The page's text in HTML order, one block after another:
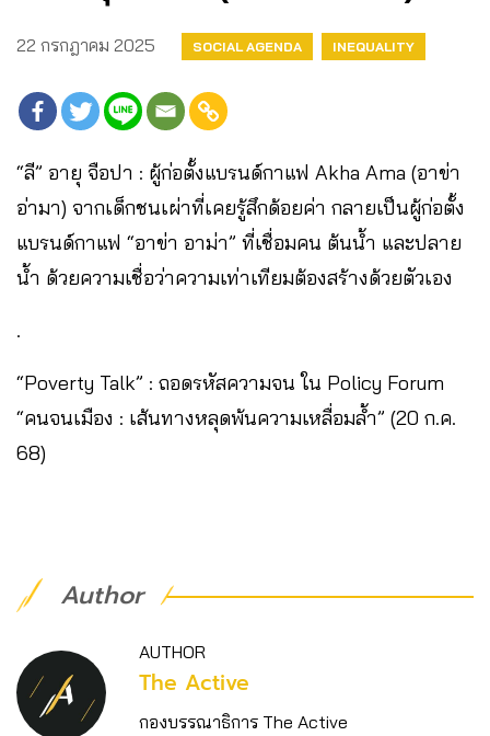
22 กรกฎาคม 2025 SOCIAL AGENDA INEQUALITY
“ลี” อายุ จือปา : ผู้ก่อตั้งแบรนด์กาแฟ Akha Ama (อาข่า
อ่ามา) จากเด็กชนเผ่าที่เคยรู้สึกด้อยค่า กลายเป็นผู้ก่อตั้ง
แบรนด์กาแฟ “อาข่า อาม่า” ที่เชื่อมคน ต้นน้ำ และปลาย
น้ำ ด้วยความเชื่อว่าความเท่าเทียมต้องสร้างด้วยตัวเอง
.
“Poverty Talk” : ถอดรหัสความจน ใน Policy Forum
“คนจนเมือง : เส้นทางหลุดพ้นความเหลื่อมล้ำ” (20 ก.ค.
68)
Author
AUTHOR
The Active
กองบรรณาธิการ The Active